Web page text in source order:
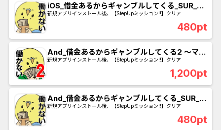
iOS_借金あるからギャンブルしてくる_SUR_6
ランククリア
新規アプリインストール後、【StepUpミッション!!】クリア
480pt
And_借金あるからギャンブルしてくる2 〜マカ
オ編〜_SUR_6ランククリア
新規アプリインストール後、【StepUpミッション!!】クリア
1,200pt
And_借金あるからギャンブルしてくる_SUR_6
ランククリア
新規アプリインストール後、【StepUpミッション!!】クリア
480pt